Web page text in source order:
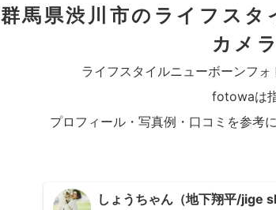
群馬県渋川市のライフス
カメ
ライフスタイルニューボーンフォ
fotowaは
プロフィール・写真例・口コミを参考
しょうちゃん（地下翔平/jige